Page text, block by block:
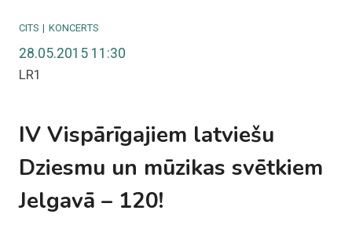
CITS | KONCERTS
28.05.2015 11:30
LR1
IV Vispārīgajiem latviešu
Dziesmu un mūzikas svētkiem
Jelgavā – 120!